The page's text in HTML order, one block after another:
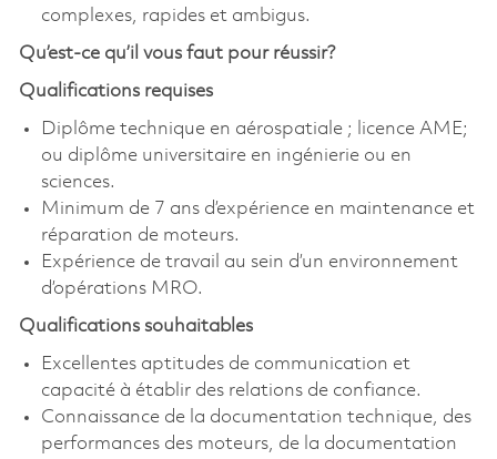
complexes, rapides et ambigus.
Qu’est-ce qu’il vous faut pour réussir?
Qualifications requises
Diplôme technique en aérospatiale ; licence AME;
ou diplôme universitaire en ingénierie ou en
sciences.
Minimum de 7 ans d’expérience en maintenance et
réparation de moteurs.
Expérience de travail au sein d’un environnement
d’opérations MRO.
Qualifications souhaitables
Excellentes aptitudes de communication et
capacité à établir des relations de confiance.
Connaissance de la documentation technique, des
performances des moteurs, de la documentation